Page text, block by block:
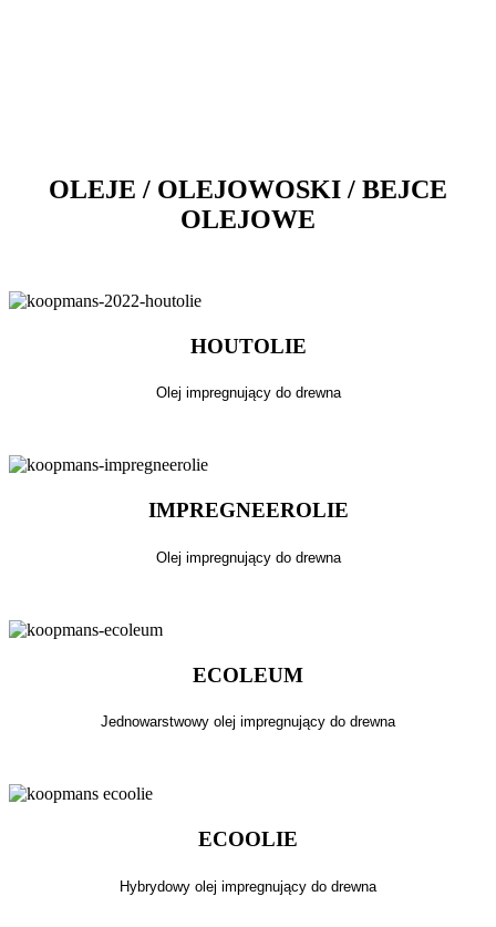
OLEJE / OLEJOWOSKI / BEJCE
OLEJOWE
HOUTOLIE
Olej impregnujący do drewna
IMPREGNEEROLIE
Olej impregnujący do drewna
ECOLEUM
Jednowarstwowy olej impregnujący do drewna
ECOOLIE
Hybrydowy olej impregnujący do drewna